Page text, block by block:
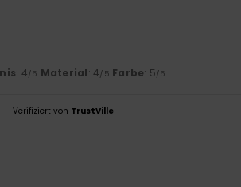
: 4/5 Material: 4/5 Farbe: 5/5
Verifiziert von TrustVille